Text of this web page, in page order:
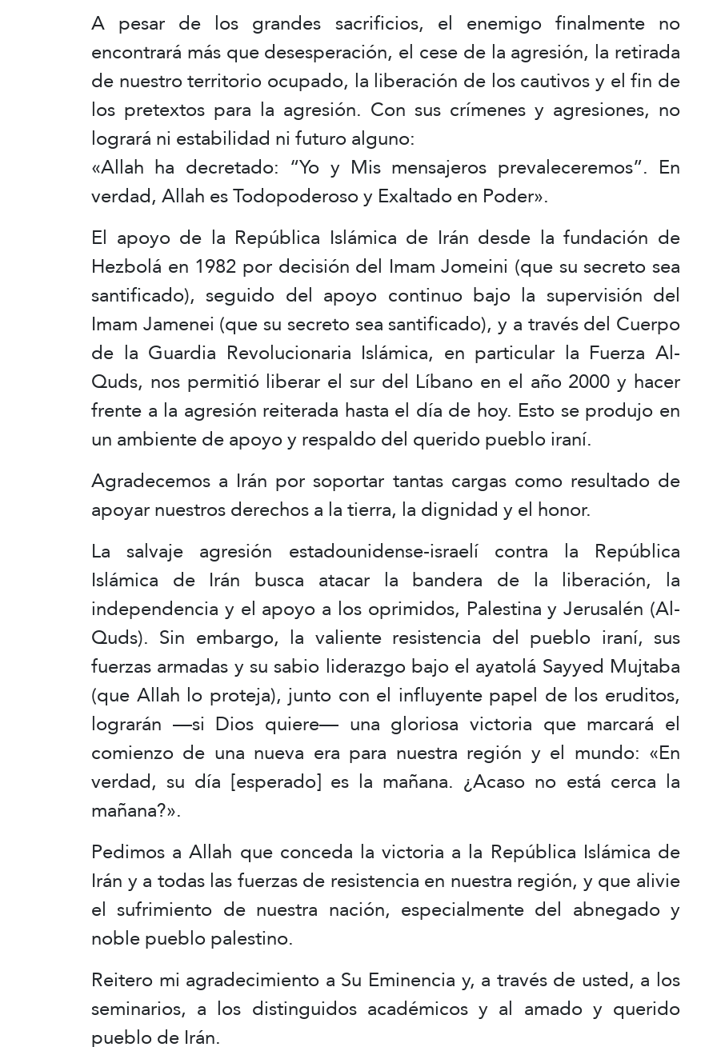
A pesar de los grandes sacrificios, el enemigo finalmente no
encontrará más que desesperación, el cese de la agresión, la retirada
de nuestro territorio ocupado, la liberación de los cautivos y el fin de
los pretextos para la agresión. Con sus crímenes y agresiones, no
logrará ni estabilidad ni futuro alguno:
«Allah ha decretado: “Yo y Mis mensajeros prevaleceremos”. En
verdad, Allah es Todopoderoso y Exaltado en Poder».
El apoyo de la República Islámica de Irán desde la fundación de
Hezbolá en 1982 por decisión del Imam Jomeini (que su secreto sea
santificado), seguido del apoyo continuo bajo la supervisión del
Imam Jamenei (que su secreto sea santificado), y a través del Cuerpo
de la Guardia Revolucionaria Islámica, en particular la Fuerza Al-
Quds, nos permitió liberar el sur del Líbano en el año 2000 y hacer
frente a la agresión reiterada hasta el día de hoy. Esto se produjo en
un ambiente de apoyo y respaldo del querido pueblo iraní.
Agradecemos a Irán por soportar tantas cargas como resultado de
apoyar nuestros derechos a la tierra, la dignidad y el honor.
La salvaje agresión estadounidense-israelí contra la República
Islámica de Irán busca atacar la bandera de la liberación, la
independencia y el apoyo a los oprimidos, Palestina y Jerusalén (Al-
Quds). Sin embargo, la valiente resistencia del pueblo iraní, sus
fuerzas armadas y su sabio liderazgo bajo el ayatolá Sayyed Mujtaba
(que Allah lo proteja), junto con el influyente papel de los eruditos,
lograrán —si Dios quiere— una gloriosa victoria que marcará el
comienzo de una nueva era para nuestra región y el mundo: «En
verdad, su día [esperado] es la mañana. ¿Acaso no está cerca la
mañana?».
Pedimos a Allah que conceda la victoria a la República Islámica de
Irán y a todas las fuerzas de resistencia en nuestra región, y que alivie
el sufrimiento de nuestra nación, especialmente del abnegado y
noble pueblo palestino.
Reitero mi agradecimiento a Su Eminencia y, a través de usted, a los
seminarios, a los distinguidos académicos y al amado y querido
pueblo de Irán.